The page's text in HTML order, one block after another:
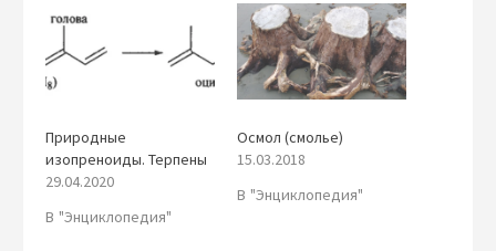
Природные
изопреноиды. Терпены
29.04.2020
В "Энциклопедия"
Осмол (смолье)
15.03.2018
В "Энциклопедия"